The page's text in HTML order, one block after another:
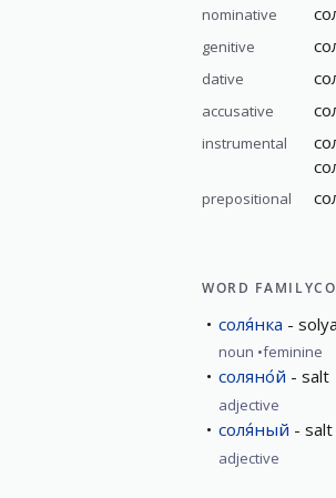
nominative
genitive
dative
accusative
instrumental
prepositional
WORD FAMILY
соля́нка
noun feminine
соляно́й salt
adjective
соля́ный salt
adjective